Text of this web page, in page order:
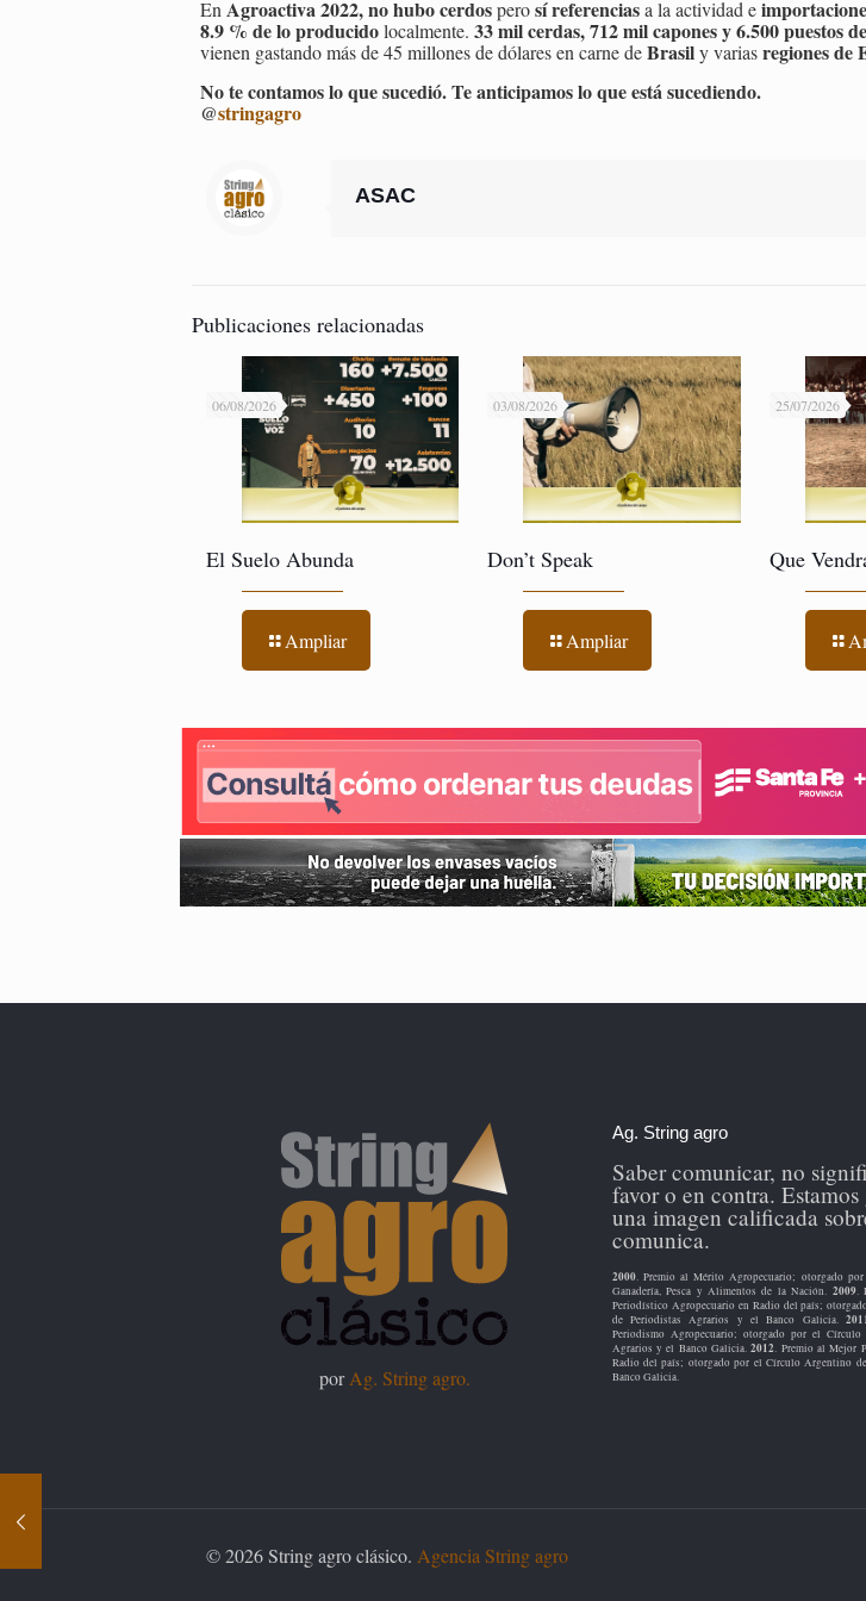
EnAgroactiva 2022, no hubo cerdosperosí referenciasa la actividad e
8.9 % de lo producidolocalmente.33 mil cerdas, 712 mil capones y 6.500 puestos
vienen gastando más de 45 millones de dólares en carne deBrasily variasregiones de
No te contamos lo que sucedió. Te anticipamos lo que está sucediendo.
@stringagro
ASAC
Publicaciones relacionadas
06/08/2026
El Suelo Abunda
Ampliar
03/08/2026
Don’t Speak
Ampliar
25/07/2026
Que
porAg. String agro.
Ag. String agro
Saber comunicar, no
favor o en contra. Estamos
una imagen calificada
comunica.
2000. Premio al Mérito Agropecuario; otorgado por
Ganadería, Pesca y Alimentos de la Nación. 2009.
Periodístico Agropecuario en Radio del país;
de Periodistas Agrarios y el Banco Galicia.
Periodismo Agropecuario; otorgado por el Círculo
Agrarios y el Banco Galicia.2012. Premio al Mejor
Radio del país; otorgado por el Círculo Argentino
Banco Galicia.
© 2026 String agro clásico. Agencia String agro